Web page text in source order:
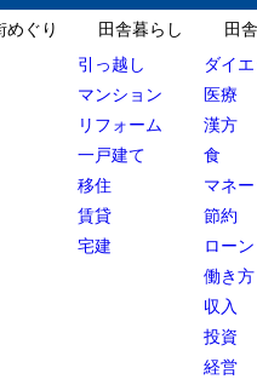
めぐり
田舎暮らし
引っ越し
マンション
リフォーム
一戸建て
移住
賃貸
宅建
田
ダイエ
医療
漢方
食
マネー
節約
ローン
働き方
収入
投資
経営